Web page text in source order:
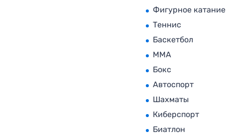
Фигурное катание
Теннис
Баскетбол
MMA
Бокс
Автоспорт
Шахматы
Киберспорт
Биатлон